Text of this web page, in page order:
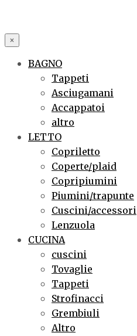
×
BAGNO
Tappeti
Asciugamani
Accappatoi
altro
LETTO
Copriletto
Coperte/plaid
Copripiumini
Piumini/trapunte
Cuscini/accessori
Lenzuola
CUCINA
cuscini
Tovaglie
Tappeti
Strofinacci
Grembiuli
Altro